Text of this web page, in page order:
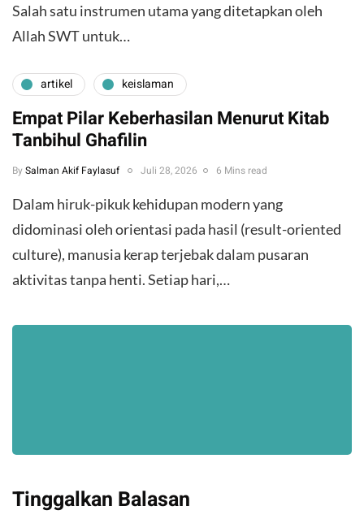
Salah satu instrumen utama yang ditetapkan oleh
Allah SWT untuk…
artikel keislaman
Empat Pilar Keberhasilan Menurut Kitab
Tanbihul Ghafilin
By Salman Akif Faylasuf Juli 28, 2026 6 Mins read
Dalam hiruk-pikuk kehidupan modern yang
didominasi oleh orientasi pada hasil (result-oriented
culture), manusia kerap terjebak dalam pusaran
aktivitas tanpa henti. Setiap hari,…
Tinggalkan Balasan